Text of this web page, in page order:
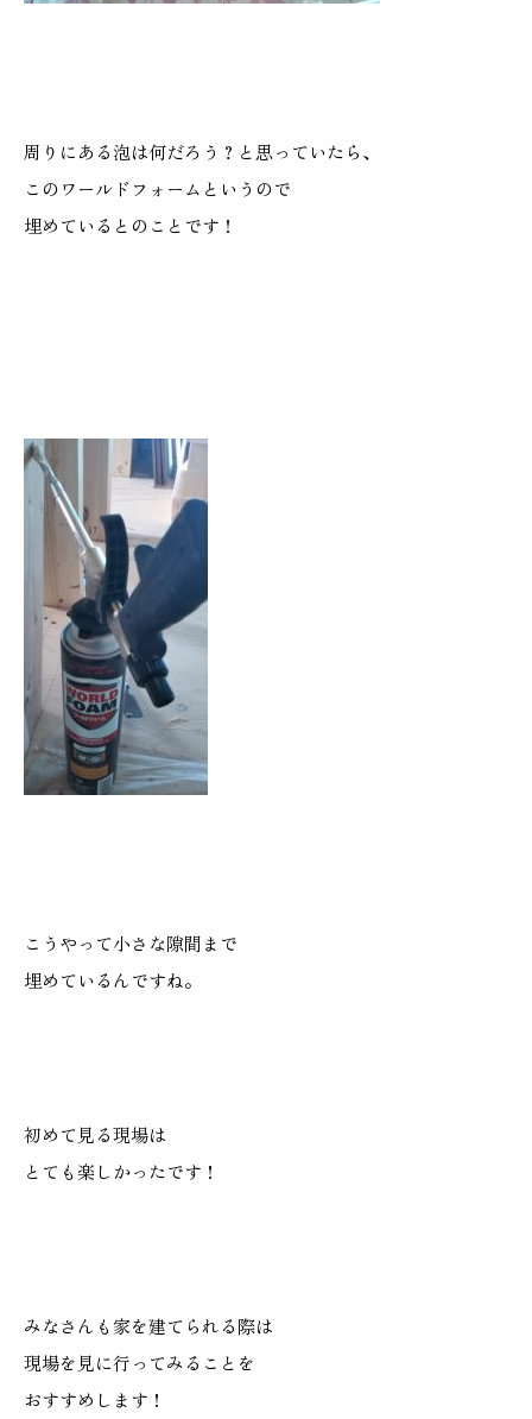
周りにある泡は何だろう？と思っていたら、
このワールドフォームというので
埋めているとのことです！
こうやって小さな隙間まで
埋めているんですね。
初めて見る現場は
とても楽しかったです！
みなさんも家を建てられる際は
現場を見に行ってみることを
おすすめします！